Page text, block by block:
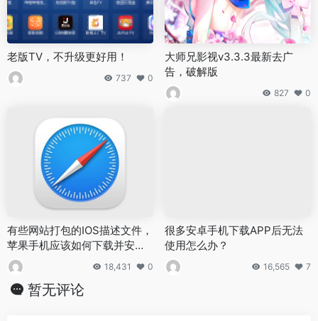
老版TV，不升级更好用！
737 0
大师兄影视v3.3.3最新去广
告，破解版
827 0
有些网站打包的IOS描述文件，
苹果手机应该如何下载并安装
使用？
18,431 0
很多安卓手机下载APP后无法
使用怎么办？
16,565 7
暂无评论